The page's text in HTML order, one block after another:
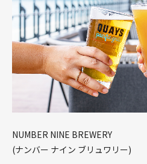
NUMBER NINE BREWERY
(ナンバー ナイン ブリュワリー)